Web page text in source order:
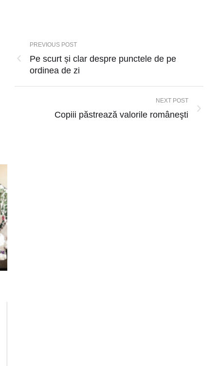
PREVIOUS POST
Pe scurt și clar despre punctele de pe
ordinea de zi
NEXT POST
Copiii păstrează valorile româneşti